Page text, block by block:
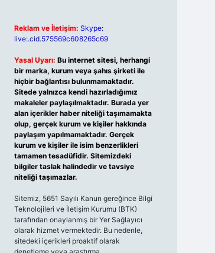
Reklam ve İletişim: Skype:
live:.cid.575569c608265c69
Yasal Uyarı: Bu internet sitesi, herhangi
bir marka, kurum veya şahıs şirketi ile
hiçbir bağlantısı bulunmamaktadır.
Sitede yalnızca kendi hazırladığımız
makaleler paylaşılmaktadır. Burada yer
alan içerikler haber niteliği taşımamakta
olup, gerçek kurum ve kişiler hakkında
paylaşım yapılmamaktadır. Gerçek
kurum ve kişiler ile isim benzerlikleri
tamamen tesadüfidir. Sitemizdeki
bilgiler taslak halindedir ve tavsiye
niteliği taşımazlar.
Sitemiz, 5651 Sayılı Kanun gereğince Bilgi
Teknolojileri ve İletişim Kurumu (BTK)
tarafından onaylanmış bir Yer Sağlayıcı
olarak hizmet vermektedir. Bu nedenle,
sitedeki içerikleri proaktif olarak